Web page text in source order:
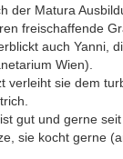
der Matura
freischaffende
auch Yanni,
Wien).
verleiht sie dem
gut und gerne
sie kocht gerne